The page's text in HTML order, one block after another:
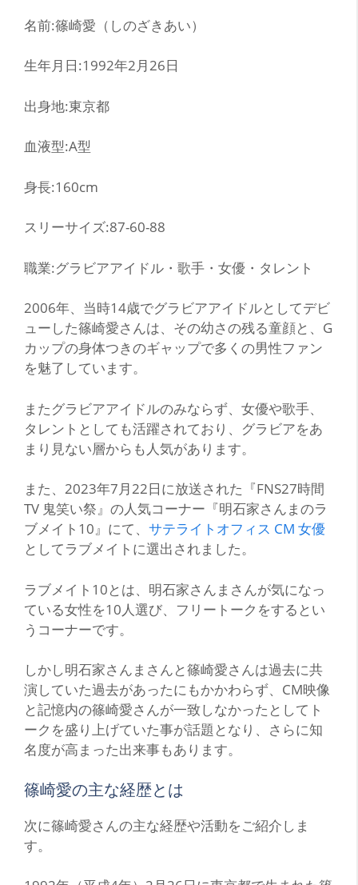
名前:篠崎愛（しのざきあい）
生年月日:1992年2月26日
出身地:東京都
血液型:A型
身長:160cm
スリーサイズ:87-60-88
職業:グラビアアイドル・歌手・女優・タレント
2006年、当時14歳でグラビアアイドルとしてデビ
ューした篠崎愛さんは、その幼さの残る童顔と、G
カップの身体つきのギャップで多くの男性ファン
を魅了しています。
またグラビアアイドルのみならず、女優や歌手、
タレントとしても活躍されており、グラビアをあ
まり見ない層からも人気があります。
また、2023年7月22日に放送された『FNS27時間
TV 鬼笑い祭』の人気コーナー『明石家さんまのラ
ブメイト10』にて、 サテライトオフィス CM 女優
としてラブメイトに選出されました。
ラブメイト10とは、明石家さんまさんが気になっ
ている女性を10人選び、フリートークをするとい
うコーナーです。
しかし明石家さんまさんと篠崎愛さんは過去に共
演していた過去があったにもかかわらず、CM映像
と記憶内の篠崎愛さんが一致しなかったとしてト
ークを盛り上げていた事が話題となり、さらに知
名度が高まった出来事もあります。
篠崎愛の主な経歴とは
次に篠崎愛さんの主な経歴や活動をご紹介しま
す。